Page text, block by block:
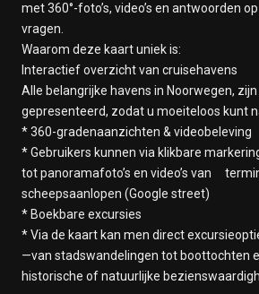
met 360°-foto’s, video’s en antwoorden
vragen.
Waarom deze kaart uniek is:
Interactief overzicht van cruisehavens
Alle belangrijke havens in Noorwegen, zijn
gepresenteerd, zodat u moeiteloos kunt
* 360-gradenaanzichten & videobeleving
* Gebruikers kunnen via klikbare
tot panoramafoto’s en video’s van
scheepsaanlopen (Google street)
* Boekbare excursies
* Via de kaart kan men direct
—van stadswandelingen tot boottochten
historische of natuurlijke